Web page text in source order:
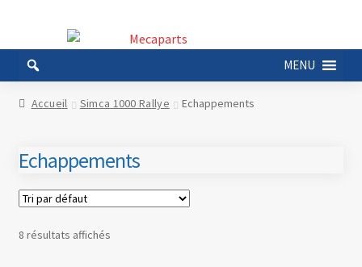
la
navigation
au
contenu
MENU
Accueil Simca 1000 Rallye Echappements
Echappements
8 résultats affichés